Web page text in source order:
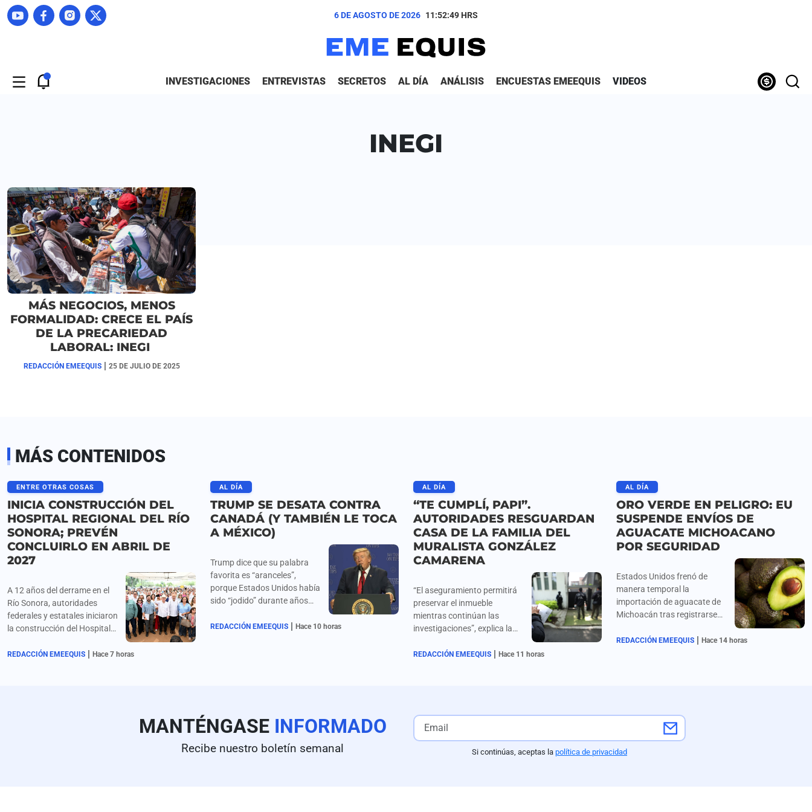
6 DE AGOSTO DE 2026 11:52:49 HRS
INVESTIGACIONES ENTREVISTAS SECRETOS AL DÍA ANÁLISIS ENCUESTAS EMEEQUIS VIDEOS
INEGI
MÁS NEGOCIOS, MENOS
FORMALIDAD: CRECE EL PAÍS
DE LA PRECARIEDAD
LABORAL: INEGI
REDACCIÓN EMEEQUIS | 25 DE JULIO DE 2025
MÁS CONTENIDOS
ENTRE OTRAS COSAS
INICIA CONSTRUCCIÓN DEL
HOSPITAL REGIONAL DEL RÍO
SONORA; PREVÉN
CONCLUIRLO EN ABRIL DE
2027
A 12 años del derrame en el
Río Sonora, autoridades
federales y estatales iniciaron
la construcción del Hospital
inversión superior a 500
REDACCIÓN EMEEQUIS | Hace 7 horas
AL DÍA
TRUMP SE DESATA CONTRA
CANADÁ (Y TAMBIÉN LE TOCA
A MÉXICO)
Trump dice que su palabra
favorita es “aranceles”,
porque Estados Unidos había
sido “jodido” durante años
Sur, Alemania, México y
REDACCIÓN EMEEQUIS | Hace 10 horas
AL DÍA
“TE CUMPLÍ, PAPI”.
AUTORIDADES RESGUARDAN
CASA DE LA FAMILIA DEL
MURALISTA GONZÁLEZ
CAMARENA
“El aseguramiento permitirá
preservar el inmueble
mientras continúan las
investigaciones”, explica la
González publicó en su
REDACCIÓN EMEEQUIS | Hace 11 horas
AL DÍA
ORO VERDE EN PELIGRO: EU
SUSPENDE ENVÍOS DE
AGUACATE MICHOACANO
POR SEGURIDAD
Estados Unidos frenó de
manera temporal la
importación de aguacate de
Michoacán tras registrarse
amenazas contra inspectores
REDACCIÓN EMEEQUIS | Hace 14 horas
MANTÉNGASE INFORMADO
Recibe nuestro boletín semanal Si continúas, aceptas la política de privacidad